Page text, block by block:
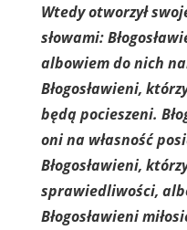
Wtedy otworzył
słowami:
albowiem do nich
Błogosławieni,
będą pocieszeni.
oni na własność
Błogosławieni,
sprawiedliwości,
Błogosławieni